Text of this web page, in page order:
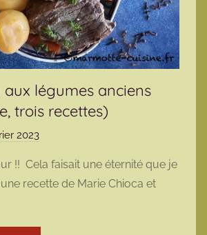
légumes anciens
trois recettes)
2023
r
m
r
!! Cela faisait une éternité que je
une recette de Marie Chioca et